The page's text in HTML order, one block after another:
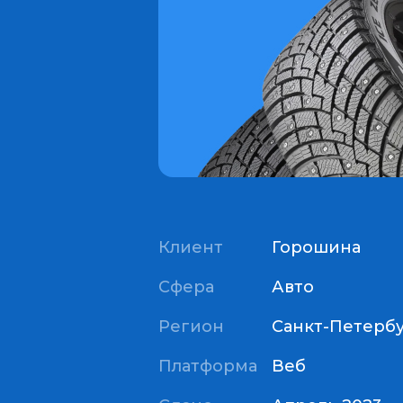
Клиент
Горошина
Сфера
Авто
Регион
Санкт-
Платформа
Веб